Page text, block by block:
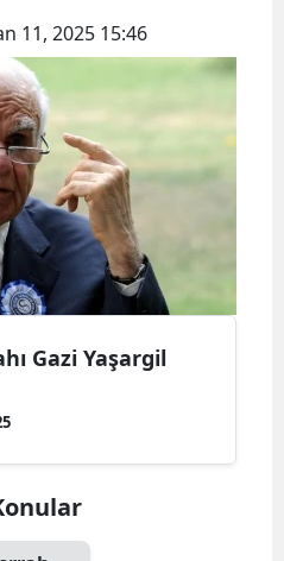
11, 2025 15:46
Gazi Yaşargil